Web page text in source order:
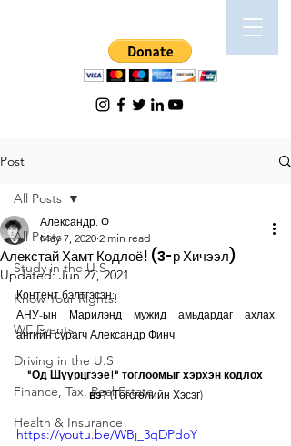
Post
All Posts
Study in the U.S
Know Your Rights!
WE Events
Driving in the U.S
Finance, Tax, Real Estate
Health & Insurance
All Posts
Алекстай Хамт Кодлоё! (3-р Хичээл)
Александр. Ф
May 7, 2020 2 min read
Updated:Jun 27, 2021
Контент бэлтгэсэн:
АНУ-ын Марилэнд мужид амьдардаг ахлах
ангийн сурагч Александр Финч
"Од Шүүрцгээе!" тоглоомыг хэрхэн кодлох
вэ? (Төгсгөлийн Хэсэг)
https://youtu.be/WBj_3qDPdoY